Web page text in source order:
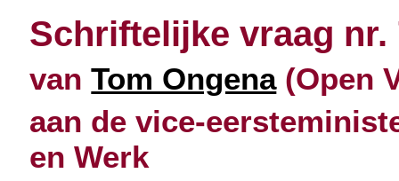
Schriftelijke vraag nr.
vanTom Ongena(Open
aan de vice-
en Werk